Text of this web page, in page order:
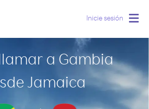
Inicie sesión
a Gambia
Jamaica